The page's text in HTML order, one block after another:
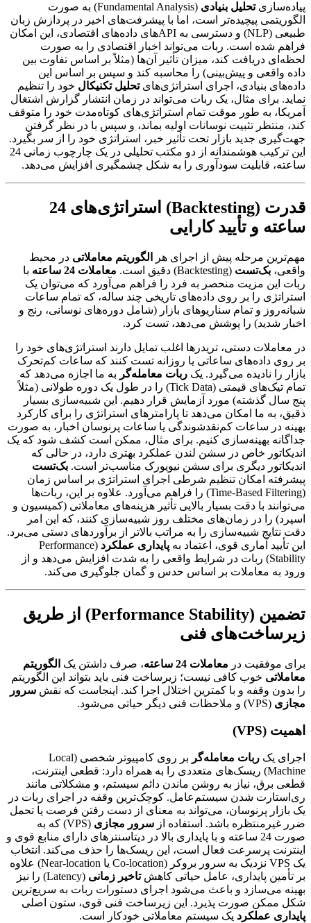
پیاده‌سازیتحلیل بنیادی
(Fundamental Analysis) به صورت
الگوریتمی پیچیده‌تر است، اما با پیشرفت‌های اخیر در پردازش زبان
طبیعی (NLP) و دسترسی به APIهای داده‌های اقتصادی، این امکان
فراهم شده است. ربات می‌تواند اخبار اقتصادی را به صورت
لحظه‌ای دریافت کند، میزان تأثیر آن‌ها (مثلاً بر اساس تفاوت بین
داده واقعی و پیش‌بینی) را محاسبه کند و سپس بر اساس این
داده‌های بنیادی، اجرای استراتژی‌هایتحلیل تکنیکال خود را تنظیم
نماید. برای مثال، یک ربات می‌تواند در زمان انتشار گزارش اشتغال
آمریکا، به طور موقت تمام استراتژی‌های کوتاه‌مدت خود را متوقف
کند، منتظر تثبیت نوسانات اولیه بماند، و سپس با در نظر گرفتن
جهت‌گیری جدید بازار تحت تأثیر خبر، استراتژی خود را از سر بگیرد.
این ترکیب هوشمندانه از دو مکتب تحلیلی در یک چارچوب زمانی 24
ساعته، قابلیت سودآوری را به شکل چشمگیری افزایش می‌دهد.
قدرت (Backtesting) استراتژی‌های 24
ساعته و تأیید کارایی
مهم‌ترین مرحله پیش از اجرای هر الگوریتم معاملاتی در محیط
واقعی، بک‌تست (Backtesting) دقیق است. معاملات 24 ساعته
با
ربات این مزیت منحصر به فرد را فراهم می‌آورد که می‌توان یک
استراتژی را بر روی داده‌های تاریخی چند ساله، که تمام ساعات
شبانه‌روز و تمام سناریوهای بازار (شامل دوره‌های نوسانی، رنج و
اخبار شدید) را پوشش می‌دهد، تست کرد.
در معاملات دستی، تریدرها اغلب تمایل دارند استراتژی‌های خود را
بر روی داده‌های ساعاتی یا روزانه تست کنند که ساعات کم‌تحرک
بازار را نادیده می‌گیرد. یک ربات معامله‌گر به ما اجازه می‌دهد که
تمام تیک‌های قیمتی (Tick Data) را در طول یک دوره طولانی (مثلاً
پنج سال گذشته) مورد آزمایش قرار دهیم. این شبیه‌سازی بسیار
دقیق، به ما امکان می‌دهد تا پارامترهای استراتژی را برای کارکرد
بهینه در ساعات کم‌نقدشوندگی یا ساعات پرنوسان اخبار، به صورت
جداگانه بهینه‌سازی کنیم. برای مثال، ممکن است کشف شود که یک
اندیکاتور خاص در سشن لندن عملکرد بهتری دارد، در حالی که
اندیکاتور دیگری برای سشن نیویورک مناسب‌تر است. بک‌تست
پیشرفته امکان تنظیم شرطی اجرای استراتژی بر اساس زمان
(Time-Based Filtering) را فراهم می‌آورد. علاوه بر این، ربات‌ها
می‌توانند با دقت بسیار بالایی تأثیر هزینه‌های معاملاتی (کمیسیون و
اسپرد) را در زمان‌های مختلف روز شبیه‌سازی کنند، که این امر
دقت نتایج شبیه‌سازی را به مراتب بالاتر از برآوردهای دستی می‌برد.
این تأیید آماری قوی، اعتماد به پایداری عملکرد (Performance
Stability) ربات در شرایط واقعی را به شدت افزایش می‌دهد و از
ورود به معاملات بر اساس حدس و گمان جلوگیری می‌کند.
تضمین (Performance Stability) از طریق
زیرساخت‌های فنی
برای موفقیت در معاملات 24 ساعته ، صرف داشتن یک الگوریتم
معاملاتی خوب کافی نیست؛ زیرساخت فنی باید بتواند این الگوریتم
را بدون وقفه و با کمترین اختلال اجرا کند. اینجاست که نقش سرور
مجازی (VPS) و ملاحظات فنی دیگر حیاتی می‌شود.
اهمیت (VPS)
اجرای یک ربات معامله‌گر
بر روی کامپیوتر شخصی (Local
Machine) ریسک‌های متعددی را به همراه دارد: قطعی اینترنت،
قطعی برق، نیاز به روشن ماندن دائم سیستم، و مشکلاتی مانند
ری‌استارت شدن سیستم‌عامل. کوچک‌ترین وقفه در اجرای ربات در
یک بازار پرنوسان، می‌تواند به معنای از دست رفتن فرصت یا تحمل
ضرر غیرمنتظره باشد. استفاده از سرور مجازی
(VPS) که به
صورت 24 ساعته و با پایداری بالا در دیتاسنترهای دارای منابع قوی و
اینترنت پرسرعت فعال است، این ریسک‌ها را حذف می‌کند. انتخاب
یک VPS نزدیک به سرور بروکر (Co-location یا Near-location) علاوه
بر تأمین پایداری، عامل حیاتی کاهشتاخیر زمانی
(Latency) را نیز
بهینه می‌سازد و باعث می‌شود اجرای دستورات ربات به سریع‌ترین
شکل ممکن صورت پذیرد. این زیرساخت فنی قوی، ستون اصلی
پایداری عملکرد یک سیستم معاملاتی خودکار است.